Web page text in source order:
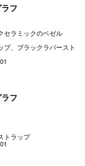
フ
セラミックのベゼル
、ブラックラバースト
フ
トラップ